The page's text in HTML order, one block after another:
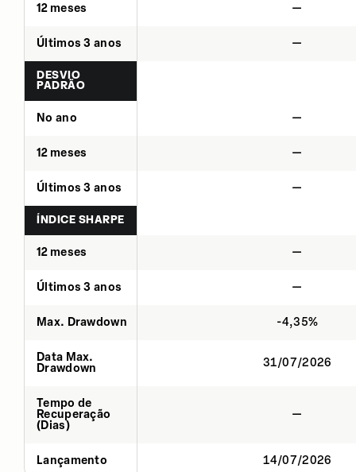
12 meses —
Últimos 3 anos —
DESVIO
PADRÃO
No ano —
12 meses —
Últimos 3 anos —
ÍNDICE SHARPE
12 meses —
Últimos 3 anos —
Max. Drawdown -4,35%
Data Max.
Drawdown
31/07/2026
Tempo de
Recuperação
(Dias)
—
Lançamento 14/07/2026